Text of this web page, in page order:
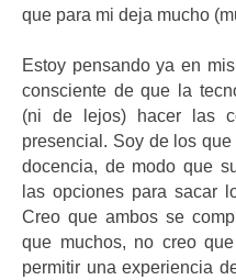
que para mi deja mucho
Estoy pensando ya en
consciente de que la
(ni de lejos) hacer las
presencial. Soy de los
docencia, de modo que
las opciones para sacar
Creo que ambos se
que muchos, no creo
permitir una experiencia